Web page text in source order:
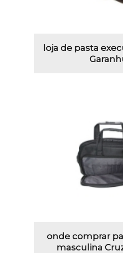
loja de pasta
onde comprar
masculina